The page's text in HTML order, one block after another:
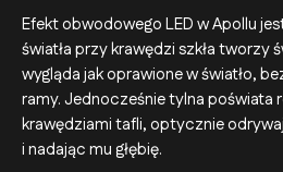
Efekt obwodowego LED w Apollu
światła przy krawędzi szkła tworzy
wygląda jak oprawione w światło,
ramy. Jednocześnie tylna poświata
krawędziami tafli, optycznie
i nadając mu głębię.